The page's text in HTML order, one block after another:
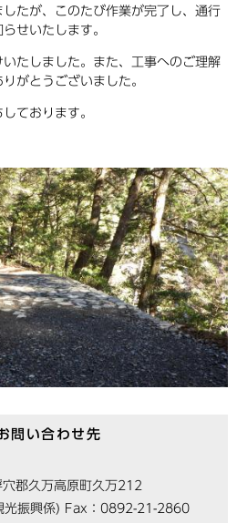
たが、このたび作業が完了し、通行
せいたします。
たしました。また、工事へのご理解
がとうございました。
ております。
問い合わせ先
穴郡久万高原町久万212
光振興係) Fax：0892-21-2860